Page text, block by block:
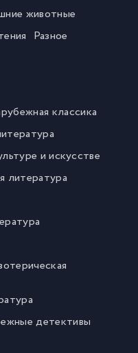
животные
Разное
классика
и искусстве
литература
детективы